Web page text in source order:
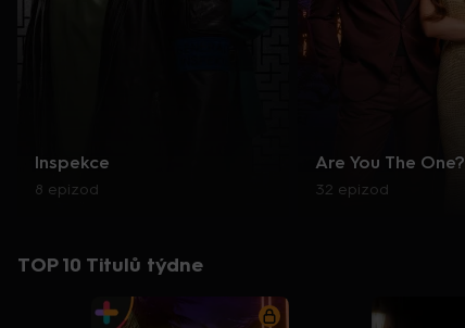
Inspekce
8 epizod
Are You The One?
32 epizod
TOP 10 Titulů týdne